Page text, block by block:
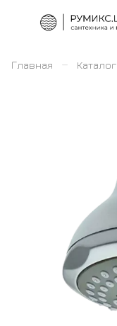
Главная – Каталог